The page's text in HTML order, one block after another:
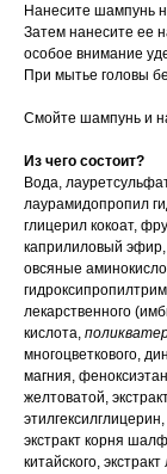
Нанесите шампунь
Затем нанесите ее
особое внимание
При мытье головы
Смойте шампунь и
Из чего состоит?
Вода,
лаурамидопропил
глицерил кокоат,
каприлиловый эфир,
овсяные
лекарственного
кислота,
многоцветкового,
магния,
желтоватой,
экстракт корня
китайского,